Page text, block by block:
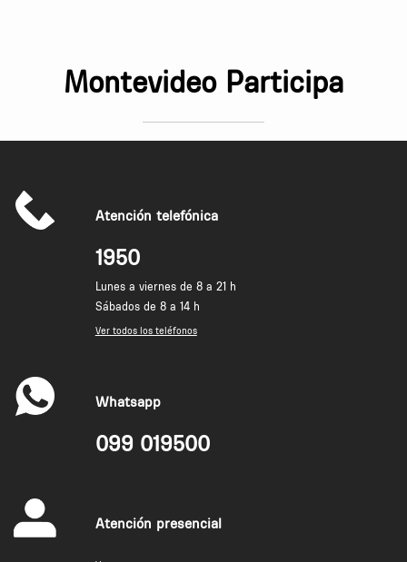
Montevideo Participa
Atención telefónica
1950
Lunes a viernes de 8 a 21 h
Sábados de 8 a 14 h
Ver todos los teléfonos
Whatsapp
099 019500
Atención presencial